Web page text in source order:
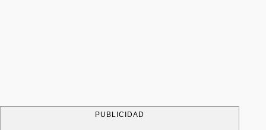
PUBLICIDAD